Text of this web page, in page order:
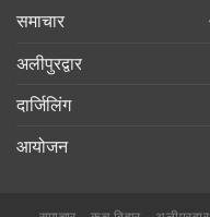
समाचार
अलीपुरद्वार
दार्जिलिंग
आयोजन